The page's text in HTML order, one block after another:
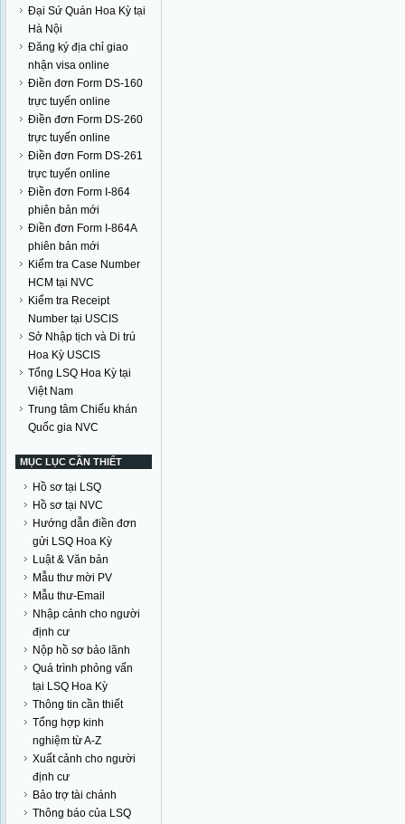
Đại Sứ Quán Hoa Kỳ tại
Hà Nội
Đăng ký địa chỉ giao
nhận visa online
Điền đơn Form DS-160
trực tuyến online
Điền đơn Form DS-260
trực tuyến online
Điền đơn Form DS-261
trực tuyến online
Điền đơn Form I-864
phiên bản mới
Điền đơn Form I-864A
phiên bản mới
Kiểm tra Case Number
HCM tại NVC
Kiểm tra Receipt
Number tại USCIS
Sở Nhập tịch và Di trú
Hoa Kỳ USCIS
Tổng LSQ Hoa Kỳ tại
Việt Nam
Trung tâm Chiếu khán
Quốc gia NVC
MỤC LỤC CẦN THIẾT
Hồ sơ tại LSQ
Hồ sơ tại NVC
Hướng dẫn điền đơn
gửi LSQ Hoa Kỳ
Luật & Văn bản
Mẫu thư mời PV
Mẫu thư-Email
Nhập cảnh cho người
định cư
Nộp hồ sơ bảo lãnh
Quá trình phỏng vấn
tại LSQ Hoa Kỳ
Thông tin cần thiết
Tổng hợp kinh
nghiệm từ A-Z
Xuất cảnh cho người
định cư
Bảo trợ tài chánh
Thông báo của LSQ